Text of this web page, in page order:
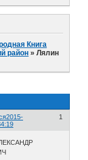
Книга
район »Лялин
1
2015-